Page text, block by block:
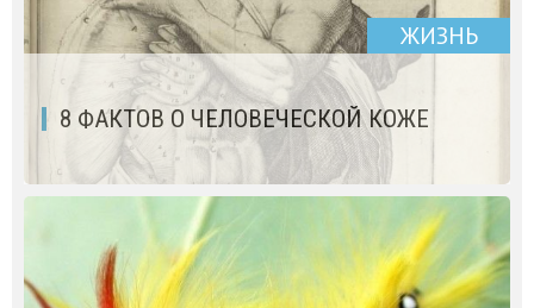
ЖИЗНЬ
8 ФАКТОВ О ЧЕЛОВЕЧЕСКОЙ КОЖЕ